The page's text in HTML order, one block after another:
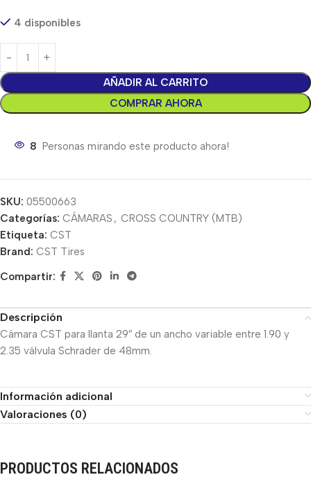
4 disponibles
AÑADIR AL CARRITO
COMPRAR AHORA
8 Personas mirando este producto ahora!
SKU: 05500663
Categorías: CÁMARAS , CROSS COUNTRY (MTB)
Etiqueta: CST
Brand: CST Tires
Compartir:
Descripción
Cámara CST para llanta 29″ de un ancho variable entre 1.90 y
2.35 válvula Schrader de 48mm.
Información adicional
Valoraciones (0)
PRODUCTOS RELACIONADOS